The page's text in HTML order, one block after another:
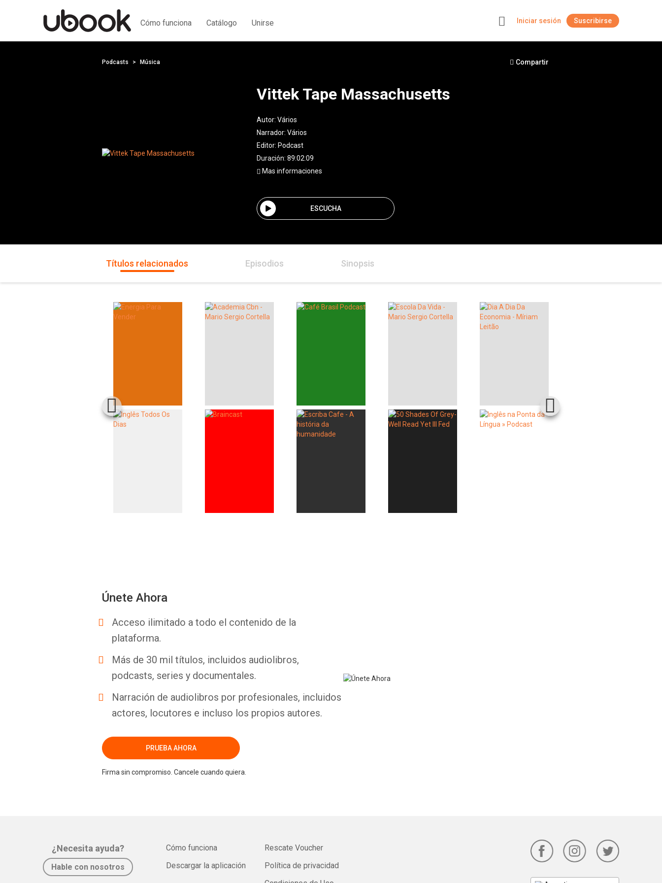
Cómo funciona Catálogo Unirse Iniciar sesión Suscribirse
Podcasts Música Compartir
Vittek Tape Massachusetts
Autor: Vários
Narrador: Vários
Editor: Podcast
Duración: 89:02:09
Mas informaciones
ESCUCHA
Títulos relacionados Episodios Sinopsis
Únete Ahora
Acceso ilimitado a todo el contenido de la
plataforma.
Más de 30 mil títulos, incluidos audiolibros,
podcasts, series y documentales.
Narración de audiolibros por profesionales, incluidos
actores, locutores e incluso los propios autores.
PRUEBA AHORA
Firma sin compromiso. Cancele cuando quiera.
¿Necesita ayuda?
Hable con nosotros
Cómo funciona
Descargar la aplicación
Rescate Voucher
Política de privacidad